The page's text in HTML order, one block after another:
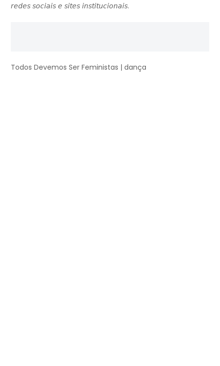
𝘳𝘦𝘥𝘦𝘴 𝘴𝘰𝘤𝘪𝘢𝘪𝘴 𝘦 𝘴𝘪𝘵𝘦𝘴 𝘪𝘯𝘴𝘵𝘪𝘵𝘶𝘤𝘪𝘰𝘯𝘢𝘪𝘴.
Todos Devemos Ser Feministas | dança